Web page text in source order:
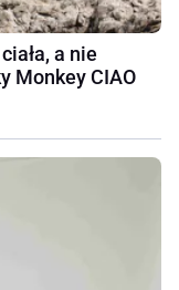
a nie
Monkey CIAO